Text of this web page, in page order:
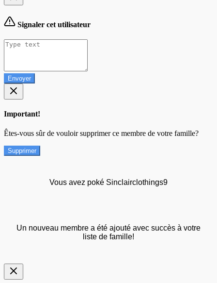
Signaler cet utilisateur
Envoyer
Important!
Êtes-vous sûr de vouloir supprimer ce membre de votre famille?
Supprimer
Vous avez poké Sinclairclothings9
Un nouveau membre a été ajouté avec succès à votre
liste de famille!